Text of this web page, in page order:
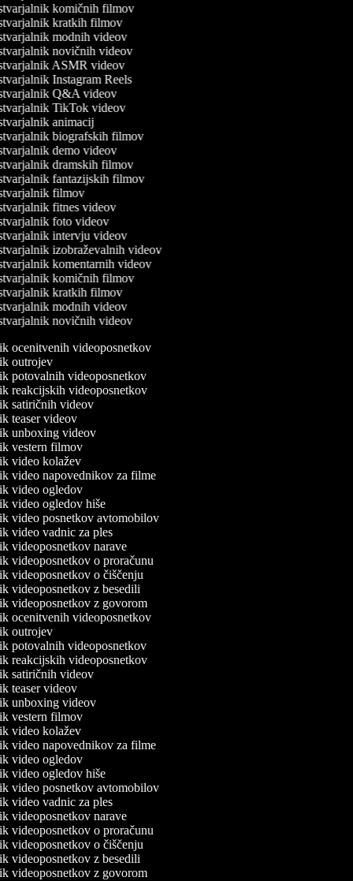
komičnih filmov
kratkih filmov
modnih videov
novičnih videov
ASMR videov
Instagram Reels
Q&A videov
TikTok videov
animacij
biografskih filmov
demo videov
dramskih filmov
fantazijskih filmov
filmov
fitnes videov
foto videov
intervju videov
izobraževalnih videov
komentarnih videov
komičnih filmov
kratkih filmov
modnih videov
novičnih videov
ocenitvenih videoposnetkov
outrojev
potovalnih videoposnetkov
reakcijskih videoposnetkov
satiričnih videov
teaser videov
unboxing videov
vestern filmov
video kolažev
video napovednikov za filme
video ogledov
video ogledov hiše
video posnetkov avtomobilov
video vadnic za ples
videoposnetkov narave
videoposnetkov o proračunu
videoposnetkov o čiščenju
videoposnetkov z besedili
videoposnetkov z govorom
ocenitvenih videoposnetkov
outrojev
potovalnih videoposnetkov
reakcijskih videoposnetkov
satiričnih videov
teaser videov
unboxing videov
vestern filmov
video kolažev
video napovednikov za filme
video ogledov
video ogledov hiše
video posnetkov avtomobilov
video vadnic za ples
videoposnetkov narave
videoposnetkov o proračunu
videoposnetkov o čiščenju
videoposnetkov z besedili
videoposnetkov z govorom